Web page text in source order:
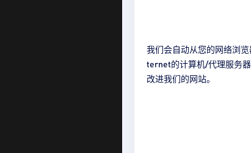
我们会自动从您的网络浏
ternet的计算机/代理服务
改进我们的网站。